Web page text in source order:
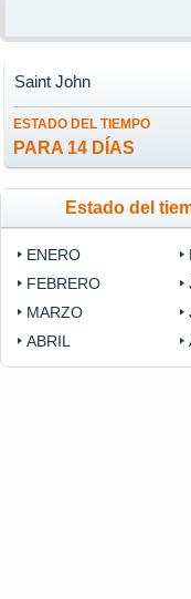
ESTADO DEL TIEMPO
PARA 14 DÍAS
Saint John
Estado del
ENERO
FEBRERO
MARZO
ABRIL